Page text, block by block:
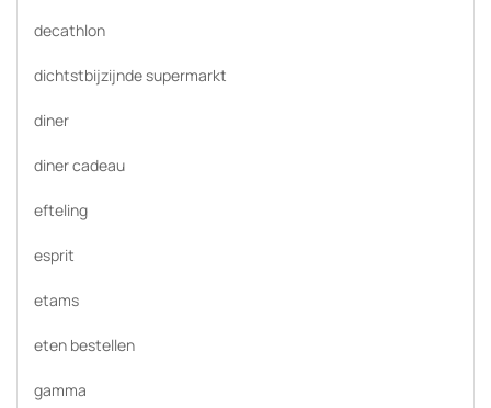
decathlon
dichtstbijzijnde supermarkt
diner
diner cadeau
efteling
esprit
etams
eten bestellen
gamma